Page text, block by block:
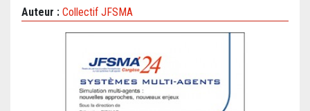
Auteur : Collectif JFSMA